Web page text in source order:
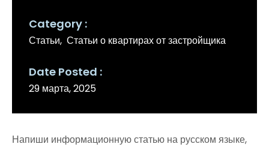
Category
Статьи Статьи о квартирах от застройщика
Date Posted
29 марта, 2025
Напиши информационную статью на русском языке,